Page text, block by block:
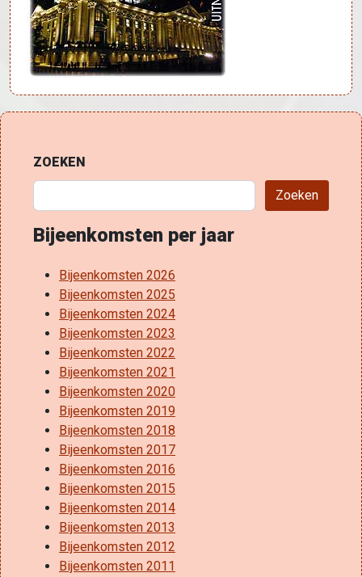
ZOEKEN
Zoeken
Bijeenkomsten per jaar
Bijeenkomsten 2026
Bijeenkomsten 2025
Bijeenkomsten 2024
Bijeenkomsten 2023
Bijeenkomsten 2022
Bijeenkomsten 2021
Bijeenkomsten 2020
Bijeenkomsten 2019
Bijeenkomsten 2018
Bijeenkomsten 2017
Bijeenkomsten 2016
Bijeenkomsten 2015
Bijeenkomsten 2014
Bijeenkomsten 2013
Bijeenkomsten 2012
Bijeenkomsten 2011